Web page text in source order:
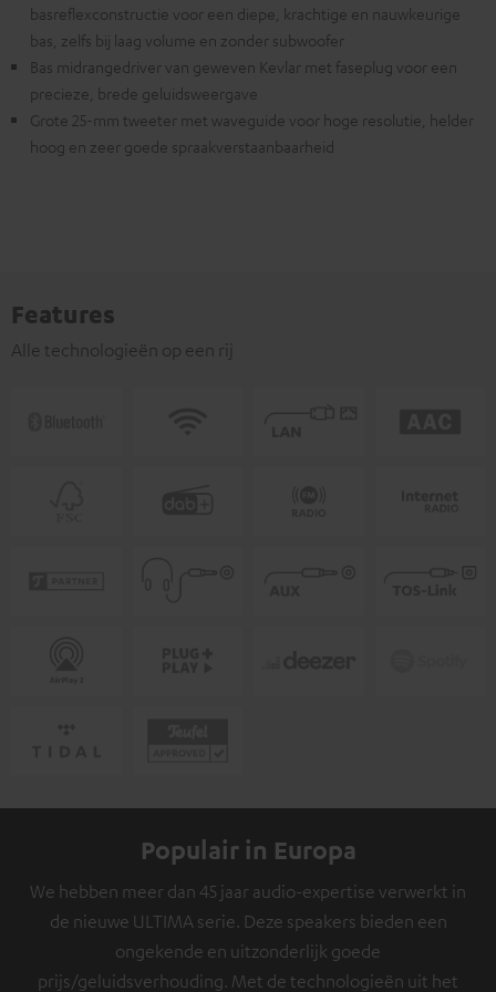
basreflexconstructie voor een diepe, krachtige en nauwkeurige
bas, zelfs bij laag volume en zonder subwoofer
Bas midrangedriver van geweven Kevlar met faseplug voor een
precieze, brede geluidsweergave
Grote 25-mm tweeter met waveguide voor hoge resolutie, helder
hoog en zeer goede spraakverstaanbaarheid
Features
Alle technologieën op een rij
Populair in Europa
We hebben meer dan 45 jaar audio-expertise verwerkt in
de nieuwe ULTIMA serie. Deze speakers bieden een
ongekende en uitzonderlijk goede
prijs/geluidsverhouding. Met de technologieën uit het